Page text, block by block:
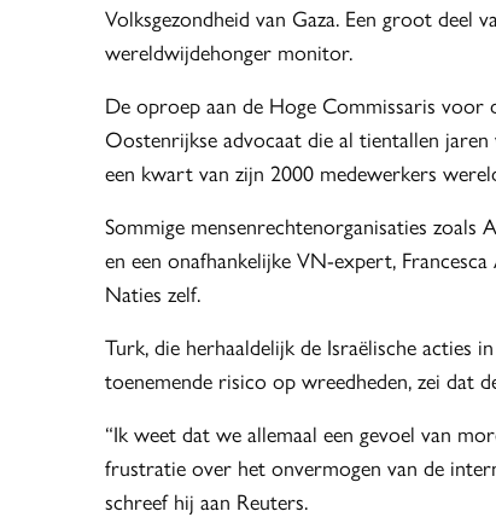
Volksgezondheid van Gaza. Een groot deel
wereldwijdehonger monitor.
De oproep aan de Hoge Commissaris voor
Oostenrijkse advocaat die al tientallen
een kwart van zijn 2000 medewerkers
Sommige mensenrechtenorganisaties zoals
en een onafhankelijke VN-expert,
Naties zelf.
Turk, die herhaaldelijk de Israëlische acties
toenemende risico op wreedheden, zei dat
“Ik weet dat we allemaal een gevoel van
frustratie over het onvermogen van de
schreef hij aan Reuters.